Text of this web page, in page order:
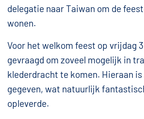
delegatie naar Taiwan om de
wonen.
Voor het welkom feest op vrijdag
gevraagd om zoveel mogelijk in
klederdracht te komen. Hieraan
gegeven, wat natuurlijk
opleverde.